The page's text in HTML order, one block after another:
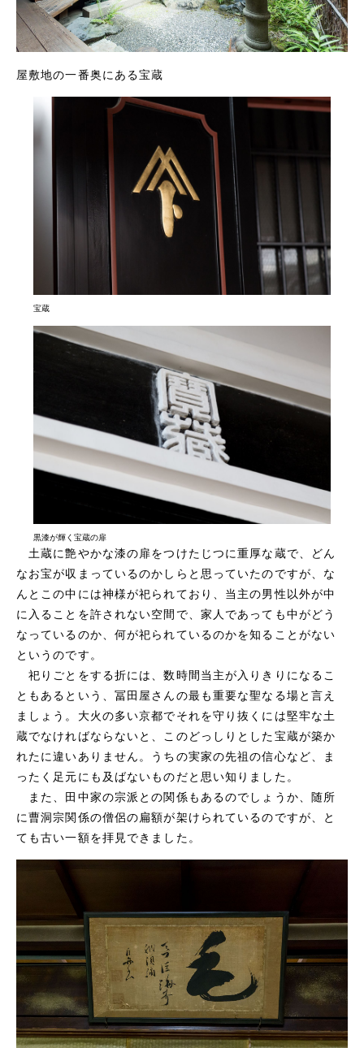
屋敷地の一番奥にある宝蔵
宝蔵
黒漆が輝く宝蔵の扉
土蔵に艶やかな漆の扉をつけたじつに重厚な蔵で、どん
なお宝が収まっているのかしらと思っていたのですが、な
んとこの中には神様が祀られており、当主の男性以外が中
に入ることを許されない空間で、家人であっても中がどう
なっているのか、何が祀られているのかを知ることがない
というのです。
祀りごとをする折には、数時間当主が入りきりになるこ
ともあるという、冨田屋さんの最も重要な聖なる場と言え
ましょう。大火の多い京都でそれを守り抜くには堅牢な土
蔵でなければならないと、このどっしりとした宝蔵が築か
れたに違いありません。うちの実家の先祖の信心など、ま
ったく足元にも及ばないものだと思い知りました。
また、田中家の宗派との関係もあるのでしょうか、随所
に曹洞宗関係の僧侶の扁額が架けられているのですが、と
ても古い一額を拝見できました。